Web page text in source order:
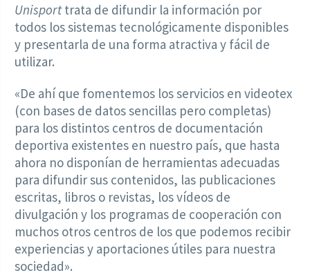
Unisporttrata de difundir la información por
todos los sistemas tecnológicamente disponibles
y presentarla de una forma atractiva y fácil de
utilizar.
«De ahí que fomentemos los servicios en videotex
(con bases de datos sencillas pero completas)
para los distintos centros de documentación
deportiva existentes en nuestro país, que hasta
ahora no disponían de herramientas adecuadas
para difundir sus contenidos, las publicaciones
escritas, libros o revistas, los vídeos de
divulgación y los programas de cooperación con
muchos otros centros de los que podemos recibir
experiencias y aportaciones útiles para nuestra
sociedad».